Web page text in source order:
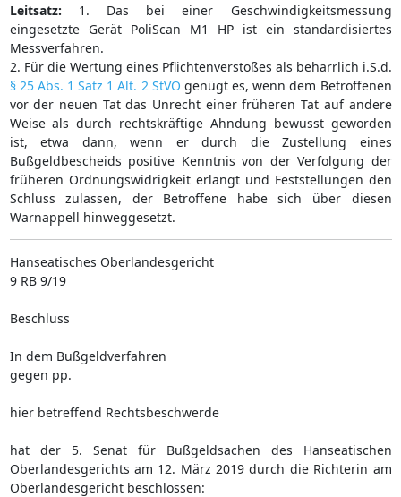
Leitsatz: 1. Das bei einer Geschwindigkeitsmessung
eingesetzte Gerät PoliScan M1 HP ist ein standardisiertes
Messverfahren.
2. Für die Wertung eines Pflichtenverstoßes als beharrlich i.S.d.
§ 25 Abs. 1 Satz 1 Alt. 2 StVO genügt es, wenn dem Betroffenen
vor der neuen Tat das Unrecht einer früheren Tat auf andere
Weise als durch rechtskräftige Ahndung bewusst geworden
ist, etwa dann, wenn er durch die Zustellung eines
Bußgeldbescheids positive Kenntnis von der Verfolgung der
früheren Ordnungswidrigkeit erlangt und Feststellungen den
Schluss zulassen, der Betroffene habe sich über diesen
Warnappell hinweggesetzt.
Hanseatisches Oberlandesgericht
9 RB 9/19
Beschluss
In dem Bußgeldverfahren
gegen pp.
hier betreffend Rechtsbeschwerde
hat der 5. Senat für Bußgeldsachen des Hanseatischen
Oberlandesgerichts am 12. März 2019 durch die Richterin am
Oberlandesgericht beschlossen: